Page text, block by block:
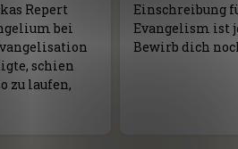
Repert
bei
schien
zu laufen,
Einschreibung
Evangelism ist
Bewirb dich